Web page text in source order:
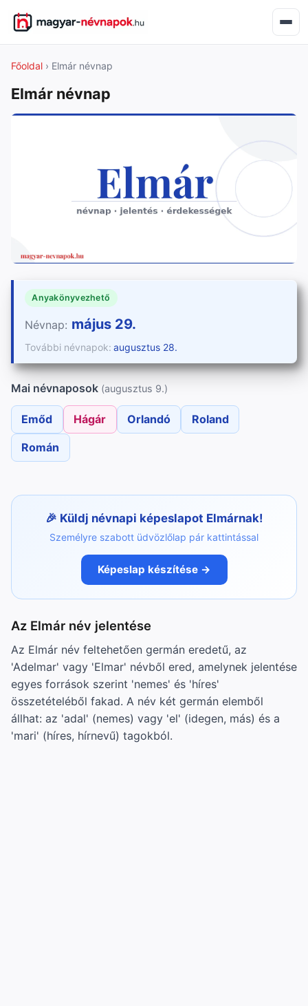
Főoldal › Elmár névnap
Elmár névnap
Anyakönyvezhető
Névnap: május 29.
További névnapok: augusztus 28.
Mai névnaposok (augusztus 9.)
Emőd Hágár Orlandó Roland
Román
Küldj névnapi képeslapot Elmárnak!
Személyre szabott üdvözlőlap pár kattintással
Képeslap készítése →
Az Elmár név jelentése
Az Elmár név feltehetően germán eredetű, az
'Adelmar' vagy 'Elmar' névből ered, amelynek jelentése
egyes források szerint 'nemes' és 'híres'
összetételéből fakad. A név két germán elemből
állhat: az 'adal' (nemes) vagy 'el' (idegen, más) és a
'mari' (híres, hírnevű) tagokból.